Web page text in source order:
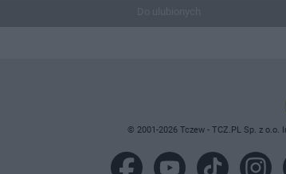
© 2001-2026 Tczew - TCZ.PL Sp. z